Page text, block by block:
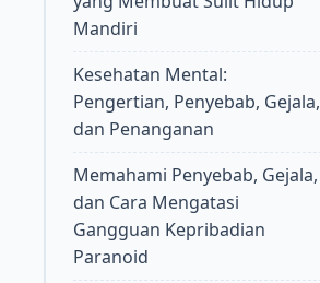
Mandiri
Kesehatan Mental:
Pengertian, Penyebab, Gejala,
dan Penanganan
Memahami Penyebab, Gejala,
dan Cara Mengatasi
Gangguan Kepribadian
Paranoid